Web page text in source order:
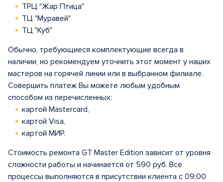
ТРЦ "Жар Птица"
ТЦ "Муравей"
ТЦ "Куб"
Обычно, требующиеся комплектующие всегда в
наличии, но рекомендуем уточнить этот момент у наших
мастеров на горячей линии или в выбранном филиале.
Совершить платеж Вы можете любым удобным
способом из перечисленных:
картой Mastercard,
картой Visa,
картой МИР.
Стоимость ремонта GT Master Edition зависит от уровня
сложности работы и начинается от 590 руб. Все
процессы выполняются в присутствии клиента с 09:00